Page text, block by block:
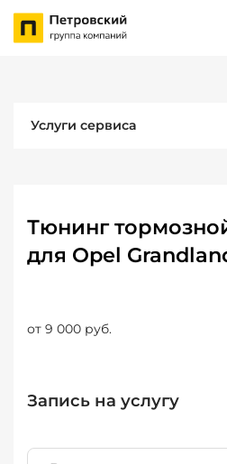
Услуги сервиса
Тюнинг
для Opel
от 9 000 руб.
Запись на услугу